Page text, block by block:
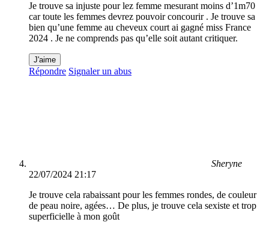
Je trouve sa injuste pour lez femme mesurant moins d’1m70
car toute les femmes devrez pouvoir concourir . Je trouve sa
bien qu’une femme au cheveux court ai gagné miss France
2024 . Je ne comprends pas qu’elle soit autant critiquer.
J'aime
Répondre Signaler un abus
Sheryne
22/07/2024 21:17
Je trouve cela rabaissant pour les femmes rondes, de couleur
de peau noire, agées… De plus, je trouve cela sexiste et trop
superficielle à mon goût